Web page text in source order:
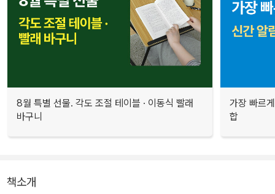
8월 특별 선물. 각도 조절 테이블 · 이동식 빨래
바구니
가장 빠르
합
책소개